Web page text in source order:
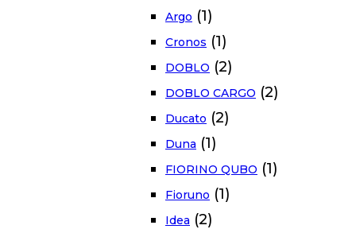
Argo (1)
Cronos (1)
DOBLO (2)
DOBLO CARGO (2)
Ducato (2)
Duna (1)
FIORINO QUBO (1)
Fioruno (1)
Idea (2)